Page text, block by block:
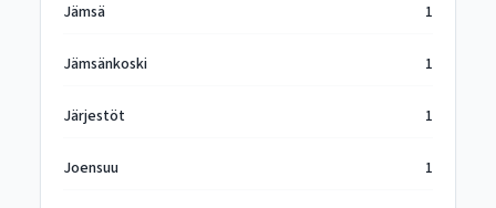
Jämsä 1
Jämsänkoski 1
Järjestöt 1
Joensuu 1